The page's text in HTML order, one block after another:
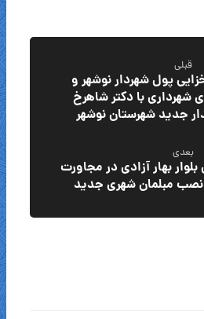
قبلی
پول شهردار نوشهر و
شهرداری با دکتر شاهرخ
جدید شهرستان نوشهر
بعدی
بهار آزادی در مجاورت
نصب مبلمان شهری جدید